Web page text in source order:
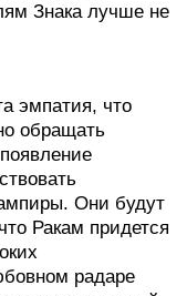
Знака лучше не
эмпатия, что
обращать
Они будут
Ракам придется
радаре